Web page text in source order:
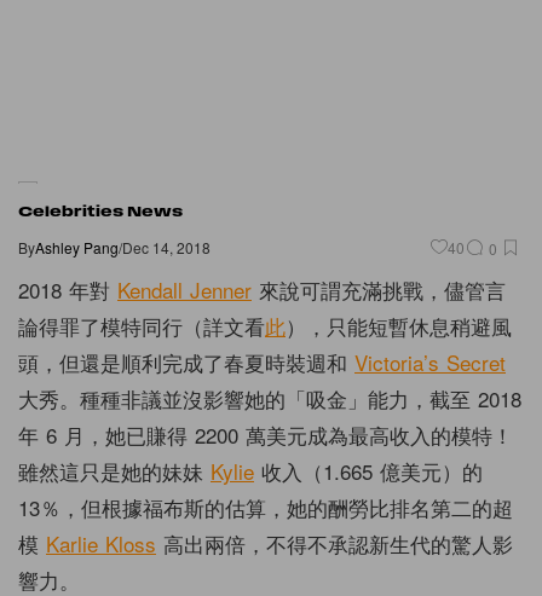
Celebrities News
ByAshley Pang/Dec 14, 2018 40 0
2018 年對 Kendall Jenner 來說可謂充滿挑戰，儘管言
論得罪了模特同行（詳文看此），只能短暫休息稍避風
頭，但還是順利完成了春夏時裝週和 Victoria’s Secret
大秀。種種非議並沒影響她的「吸金」能力，截至 2018
年 6 月，她已賺得 2200 萬美元成為最高收入的模特！
雖然這只是她的妹妹 Kylie 收入（1.665 億美元）的
13％，但根據福布斯的估算，她的酬勞比排名第二的超
模 Karlie Kloss 高出兩倍，不得不承認新生代的驚人影
響力。